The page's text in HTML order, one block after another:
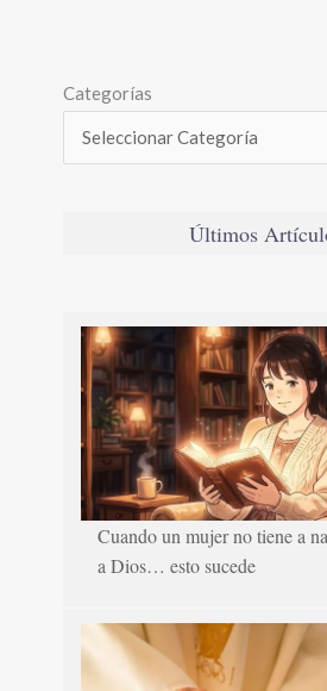
Categorías
Últimos
Cuando un mujer no tiene a
a Dios… esto sucede